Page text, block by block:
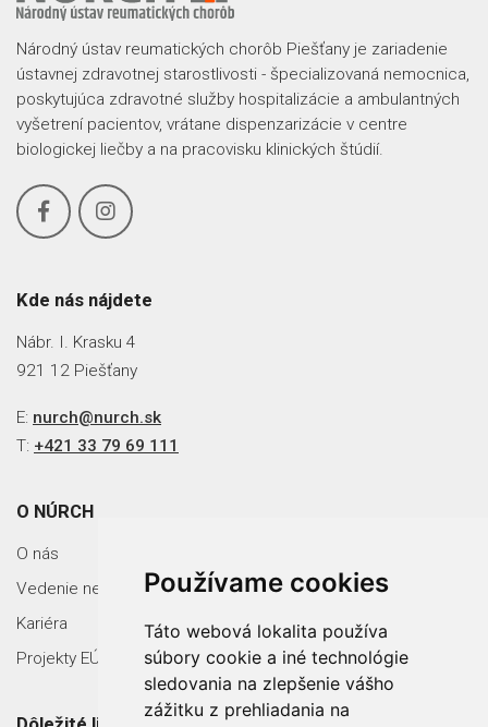
Používame cookies
Táto webová lokalita používa
súbory cookie a iné technológie
sledovania na zlepšenie vášho
zážitku z prehliadania na
Národný ústav reumatických chorôb Piešťany je zariadenie
ústavnej zdravotnej starostlivosti - špecializovaná nemocnica,
poskytujúca zdravotné služby hospitalizácie a ambulantných
vyšetrení pacientov, vrátane dispenzarizácie v centre
biologickej liečby a na pracovisku klinických štúdií.
Kde nás nájdete
Nábr. I. Krasku 4
921 12 Piešťany
E: nurch@nurch.sk
T: +421 33 79 69 111
O NÚRCH
O nás
Vedenie nemocnice
Kariéra
Projekty EÚ